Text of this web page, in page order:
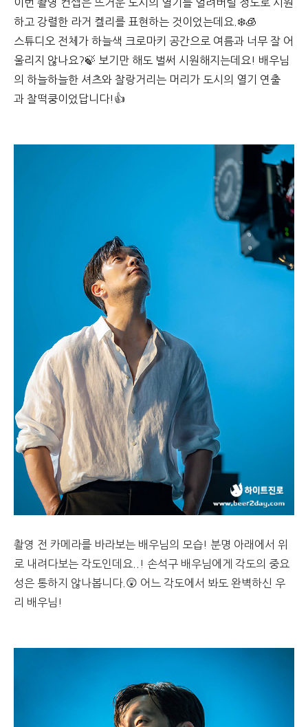
이번 촬영 컨셉은 뜨거운 도시의 열기를 얼려버릴 정도로 시원
하고 강렬한 라거 켈리를 표현하는 것이었는데요.❄️🧊
스튜디오 전체가 하늘색 크로마키 공간으로 여름과 너무 잘 어
울리지 않나요?🍃 보기만 해도 벌써 시원해지는데요! 배우님
의 하늘하늘한 셔츠와 찰랑거리는 머리가 도시의 열기 연출
과 찰떡쿵이었답니다!👍
촬영 전 카메라를 바라보는 배우님의 모습! 분명 아래에서 위
로 내려다보는 각도인데요..! 손석구 배우님에게 각도의 중요
성은 통하지 않나봅니다.😲 어느 각도에서 봐도 완벽하신 우
리 배우님!